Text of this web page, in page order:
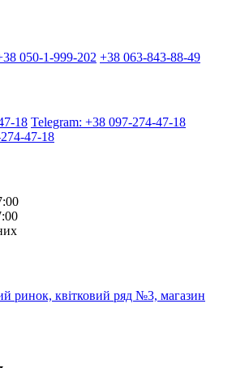
050-1-999-202 +38 063-843-88-49
18 Telegram: +38 097-274-47-18
47-18
ринок, квітковий ряд №3, магазин